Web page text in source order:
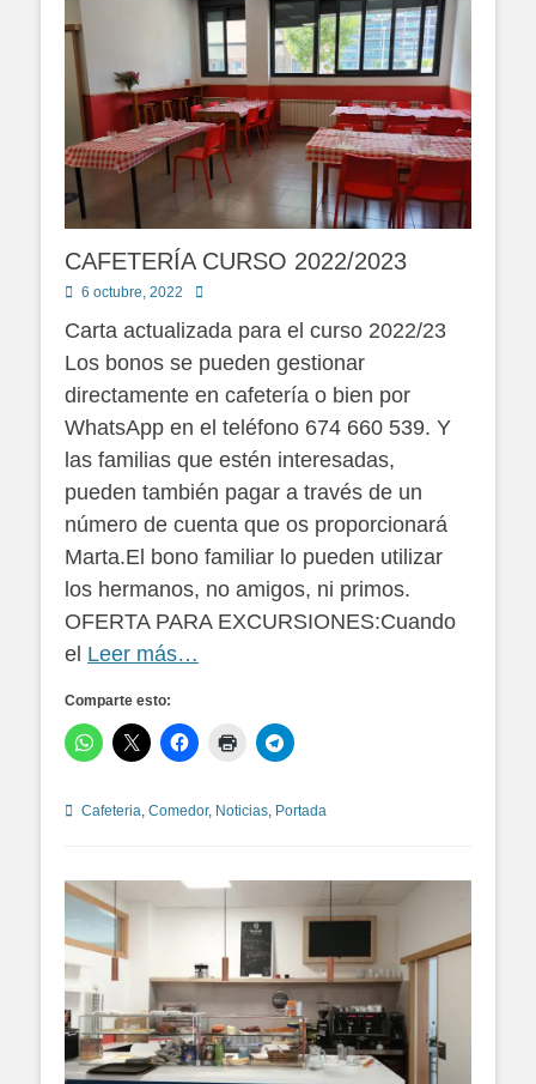
CAFETERÍA CURSO 2022/2023
Publicado
6 octubre, 2022 Autor
Carta actualizada para el curso 2022/23
Los bonos se pueden gestionar
directamente en cafetería o bien por
WhatsApp en el teléfono 674 660 539. Y
las familias que estén interesadas,
pueden también pagar a través de un
número de cuenta que os proporcionará
Marta.El bono familiar lo pueden utilizar
los hermanos, no amigos, ni primos.
OFERTA PARA EXCURSIONES:Cuando
el Leer más…
Comparte esto:
Categorías
Cafeteria Comedor, Noticias Portada